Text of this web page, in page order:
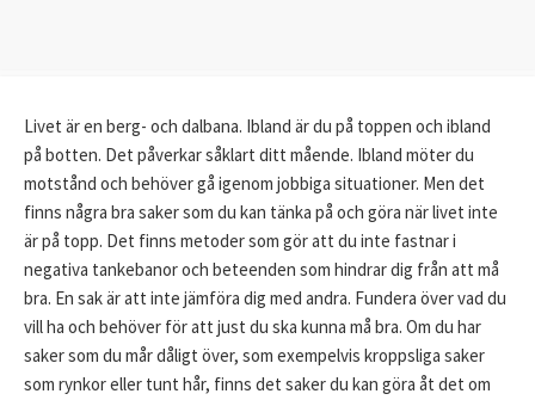
Livet är en berg- och dalbana. Ibland är du på toppen och ibland
på botten. Det påverkar såklart ditt mående. Ibland möter du
motstånd och behöver gå igenom jobbiga situationer. Men det
finns några bra saker som du kan tänka på och göra när livet inte
är på topp. Det finns metoder som gör att du inte fastnar i
negativa tankebanor och beteenden som hindrar dig från att må
bra. En sak är att inte jämföra dig med andra. Fundera över vad du
vill ha och behöver för att just du ska kunna må bra. Om du har
saker som du mår dåligt över, som exempelvis kroppsliga saker
som rynkor eller tunt hår, finns det saker du kan göra åt det om